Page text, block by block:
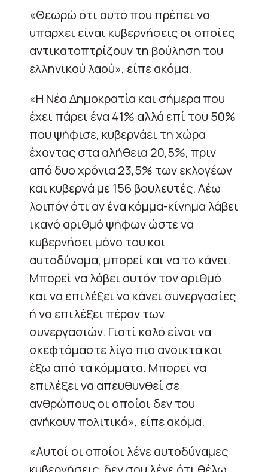
«Θεωρώ ότι αυτό που πρέπει να
υπάρχει είναι κυβερνήσεις οι οποίες
αντικατοπτρίζουν τη βούληση του
ελληνικού λαού», είπε ακόμα.
«Η Νέα Δημοκρατία και σήμερα που
έχει πάρει ένα 41% αλλά επί του 50%
που ψήφισε, κυβερνάει τη χώρα
έχοντας στα αλήθεια 20,5%, πριν
από δυο χρόνια 23,5% των εκλογέων
και κυβερνά με 156 βουλευτές. Λέω
λοιπόν ότι αν ένα κόμμα-κίνημα λάβει
ικανό αριθμό ψήφων ώστε να
κυβερνήσει μόνο του και
αυτοδύναμα, μπορεί και να το κάνει.
Μπορεί να λάβει αυτόν τον αριθμό
και να επιλέξει να κάνει συνεργασίες
ή να επιλέξει πέραν των
συνεργασιών. Γιατί καλό είναι να
σκεφτόμαστε λίγο πιο ανοικτά και
έξω από τα κόμματα. Μπορεί να
επιλέξει να απευθυνθεί σε
ανθρώπους οι οποίοι δεν του
ανήκουν πολιτικά», είπε ακόμα.
«Αυτοί οι οποίοι λένε αυτοδύναμες